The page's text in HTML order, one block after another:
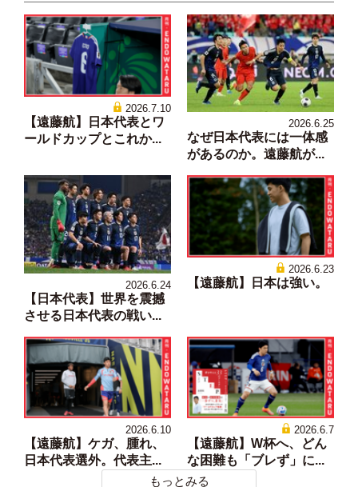
2026.7.10
【遠藤航】日本代表とワ
ールドカップとこれか...
2026.6.25
なぜ日本代表には一体感
があるのか。遠藤航が...
2026.6.24
【日本代表】世界を震撼
させる日本代表の戦い...
2026.6.23
【遠藤航】日本は強い。
2026.6.10
【遠藤航】ケガ、腫れ、
日本代表選外。代表主...
2026.6.7
【遠藤航】W杯へ、どん
な困難も「ブレず」に...
もっとみる